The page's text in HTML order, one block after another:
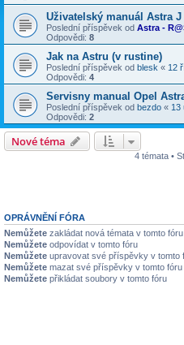
Uživatelský manuál Astra J
Poslední příspěvek od Astra -
Odpovědi: 8
Jak na Astru (v rustine)
Poslední příspěvek od blesk « 12
Odpovědi: 4
Servisny manual Opel
Poslední příspěvek od bezdo « 13
Odpovědi: 2
Nové téma
4 témata •
OPRÁVNĚNÍ FÓRA
Nemůžete zakládat nová témata v tomto fóru
Nemůžete odpovídat v tomto fóru
Nemůžete upravovat své příspěvky v tomto
Nemůžete mazat své příspěvky v tomto fóru
Nemůžete přikládat soubory v tomto fóru